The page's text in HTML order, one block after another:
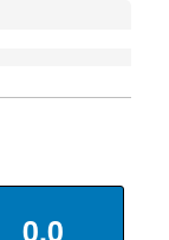
0.0